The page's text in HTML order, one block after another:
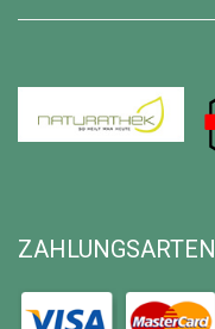
ZAHLUNGSARTEN